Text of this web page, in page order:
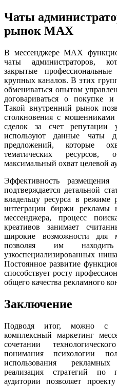
Чаты
рынок MAX
В мессенджере MAX
чаты администраторов,
закрытые
крупных каналов. В этих
обмениваться опытом
договариваться о покупке
Такой внутренний рынок
столкновения с мошенниками
сделок за счет репутации
используют данные чаты
предложений, которые
тематических ресурсов,
максимальный охват целевой
Эффективность
подтверждается детальной
владельцу ресурса в режиме
интеграции биржи рекламы
мессенджера, процесс
креативов занимает
широкие возможности для
позволяя им
узкоспециализированных
Постоянное развитие
способствует росту
общего качества рекламного
Заключение
Подводя итог, можно с
комплексный маркетинг
сочетании
понимания психологии
использования
реализация стратегий
аудитории позволяет